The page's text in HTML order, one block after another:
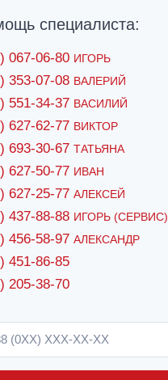
специалиста:
067-06-80 ИГОРЬ
353-07-08 ВАЛЕРИЙ
551-34-37 ВАСИЛИЙ
627-62-77 ВИКТОР
693-30-67 ТАТЬЯНА
627-50-77 ИВАН
627-25-77 АЛЕКСЕЙ
437-88-88 ИГОРЬ (СЕРВИС)
456-58-97 АЛЕКСАНДР
451-86-85
205-38-70